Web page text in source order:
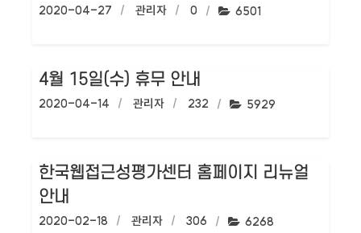
작성일:
2020-04-27 작성자:
관리자 댓글수:
0 조회수:
6501
4월 15일(수) 휴무 안내
작성일:
2020-04-14 작성자:
관리자 댓글수:
232 조회수:
5929
한국웹접근성평가센터 홈페이지 리뉴얼
안내
작성일:
2020-02-18 작성자:
관리자 댓글수:
306 조회수:
6268